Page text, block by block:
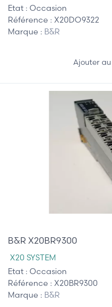
Etat : Occasion
Référence : X20DO9322
Marque : B&R
Ajouter
B&R X20BR9300
X20 SYSTEM
Etat : Occasion
Référence : X20BR9300
Marque : B&R